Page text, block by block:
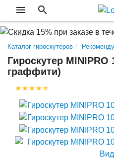
Каталог гироскутеров
Гироскутер
граффити)